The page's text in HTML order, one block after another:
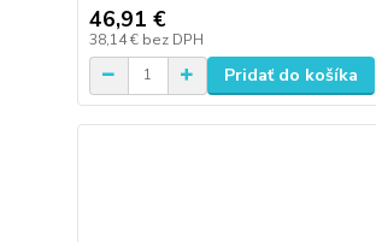
46,91 €
38,14 € bez DPH
Pridať do košíka